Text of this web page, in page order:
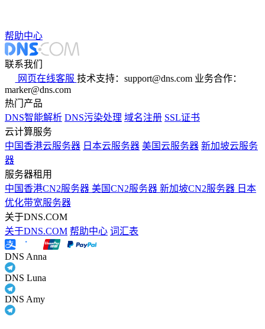
帮助中心
联系我们
网页在线客服 技术支持：support@dns.com 业务合作：
marker@dns.com
热门产品
DNS智能解析 DNS污染处理 域名注册 SSL证书
云计算服务
中国香港云服务器 日本云服务器 美国云服务器 新加坡云服务
器
服务器租用
中国香港CN2服务器 美国CN2服务器 新加坡CN2服务器 日本
优化带宽服务器
关于DNS.COM
关于DNS.COM 帮助中心 词汇表
DNS Anna
DNS Luna
DNS Amy